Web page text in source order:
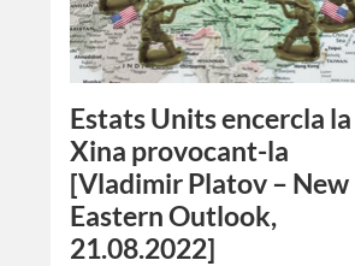
Estats Units encercla la
Xina provocant-la
[Vladimir Platov – New
Eastern Outlook,
21.08.2022]